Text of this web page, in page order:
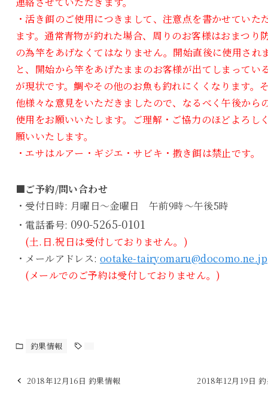
・活き餌のご使用につきまして、注意点を書かせていた
ます。通常青物が釣れた場合、周りのお客様はおまつり
の為竿をあげなくてはなりません。開始直後に使用され
と、開始から竿をあげたままのお客様が出てしまってい
が現状です。鯛やその他のお魚も釣れにくくなります。
他様々な意見をいただきましたので、なるべく午後から
使用をお願いいたします。ご理解・ご協力のほどよろし
願いいたします。
・エサはルアー・ギジエ・サビキ・撒き餌は禁止です。
■ご予約/問い合わせ
・受付日時: 月曜日～金曜日 午前9時～午後5時
・電話番号: 090-5265-0101
(土.日.祝日は受付しておりません。)
・メールアドレス: ootake-tairyomaru@docomo.ne.jp
(メールでのご予約は受付しておりません。)
釣果情報
2018年12月16日 釣果情報 2018年12月19日